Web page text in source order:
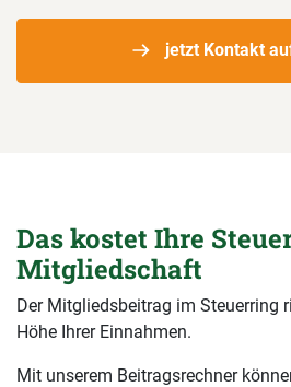
jetzt Kontakt
Das kostet Ihre
Mitgliedschaft
Der Mitgliedsbeitrag im Steuerring
Höhe Ihrer Einnahmen.
Mit unserem Beitragsrechner